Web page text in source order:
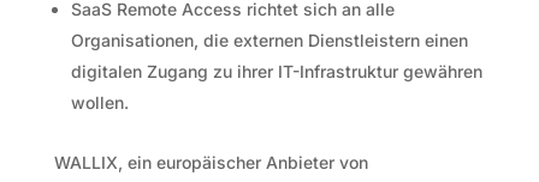
SaaS Remote Access richtet sich an alle
Organisationen, die externen Dienstleistern einen
digitalen Zugang zu ihrer IT-Infrastruktur gewähren
wollen.
WALLIX, ein europäischer Anbieter von